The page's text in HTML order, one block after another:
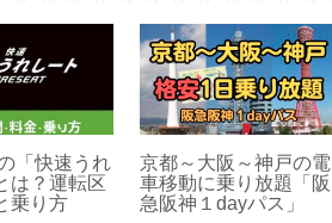
「快速うれ
は？運転区
乗り方
京都～大阪～神戸の電
車移動に乗り放題「阪
急阪神１dayパス」